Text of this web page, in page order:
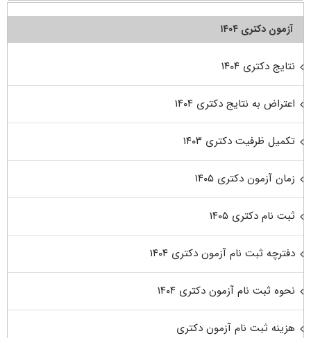
آزمون دکتری ۱۴۰۴
نتایج دکتری ۱۴۰۴
اعتراض به نتایج دکتری ۱۴۰۴
تکمیل ظرفیت دکتری ۱۴۰۳
زمان آزمون دکتری ۱۴۰۵
ثبت نام دکتری ۱۴۰۵
دفترچه ثبت نام آزمون دکتری ۱۴۰۴
نحوه ثبت نام آزمون دکتری ۱۴۰۴
هزینه ثبت نام آزمون دکتری